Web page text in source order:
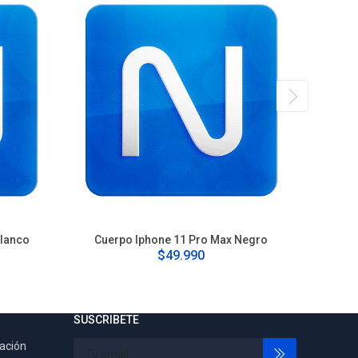
Cuerpo Iphone 11 Pro Max Negro
$49.990
SUSCRIBETE